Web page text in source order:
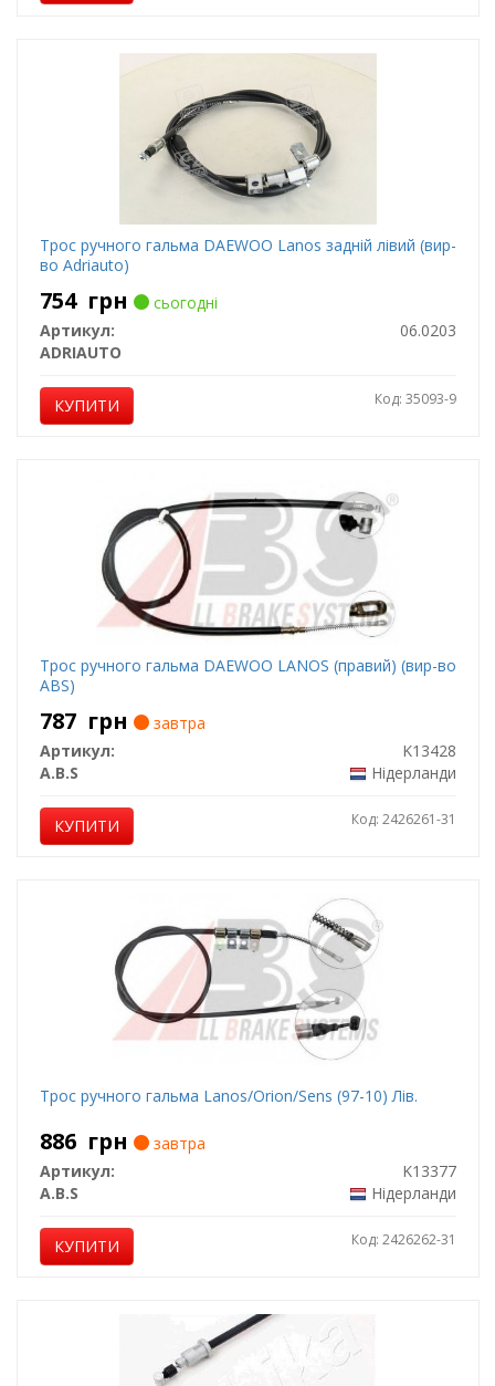
Трос ручного гальма DAEWOO Lanos задній лівий (вир-
во Adriauto)
754 грн
сьогодні
Артикул:
06.0203
ADRIAUTO
КУПИТИ Код: 35093-9
Трос ручного гальма DAEWOO LANOS (правий) (вир-во
ABS)
787 грн
завтра
Артикул:
K13428
A.B.S
Нідерланди
КУПИТИ Код: 2426261-31
Трос ручного гальма Lanos/Orion/Sens (97-10) Лів.
886 грн
завтра
Артикул:
K13377
A.B.S
Нідерланди
КУПИТИ Код: 2426262-31